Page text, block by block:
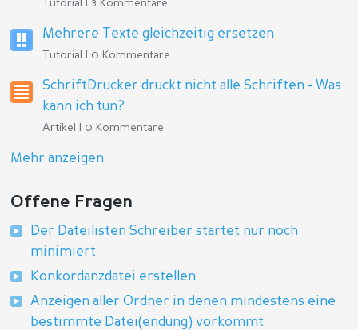
Tutorial | 3 Kommentare
Mehrere Texte gleichzeitig ersetzen
Tutorial | 0 Kommentare
SchriftDrucker druckt nicht alle Schriften - Was
kann ich tun?
Artikel | 0 Kommentare
Mehr anzeigen
Offene Fragen
Der Dateilisten Schreiber startet nur noch
minimiert
Konkordanzdatei erstellen
Anzeigen aller Ordner in denen mindestens eine
bestimmte Datei(endung) vorkommt